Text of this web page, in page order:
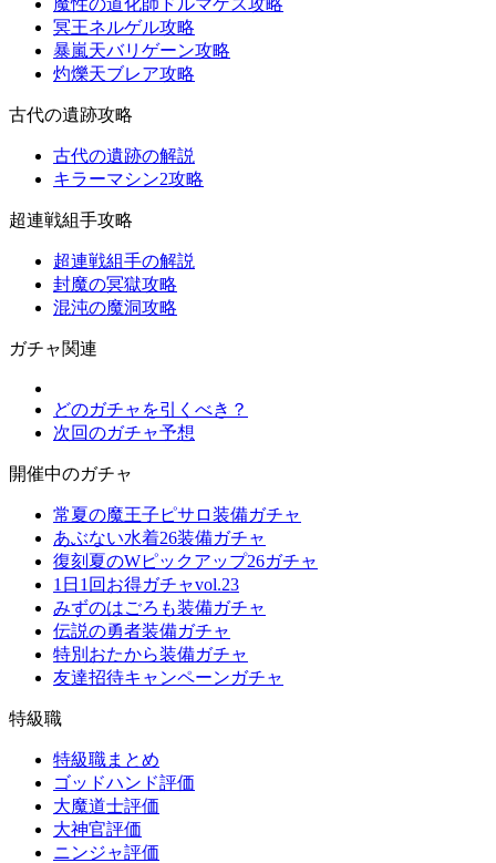
魔性の道化師ドルマゲス攻略
冥王ネルゲル攻略
暴嵐天バリゲーン攻略
灼爍天ブレア攻略
古代の遺跡攻略
古代の遺跡の解説
キラーマシン2攻略
超連戦組手攻略
超連戦組手の解説
封魔の冥獄攻略
混沌の魔洞攻略
ガチャ関連
どのガチャを引くべき？
次回のガチャ予想
開催中のガチャ
常夏の魔王子ピサロ装備ガチャ
あぶない水着26装備ガチャ
復刻夏のWピックアップ26ガチャ
1日1回お得ガチャvol.23
みずのはごろも装備ガチャ
伝説の勇者装備ガチャ
特別おたから装備ガチャ
友達招待キャンペーンガチャ
特級職
特級職まとめ
ゴッドハンド評価
大魔道士評価
大神官評価
ニンジャ評価